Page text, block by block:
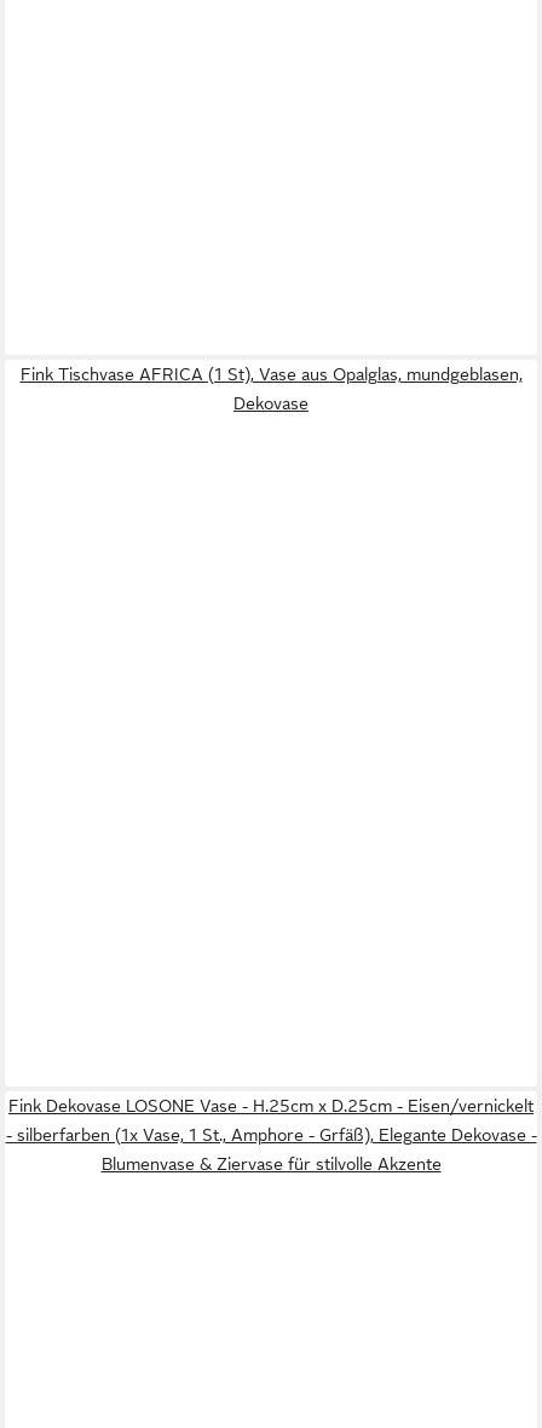
Fink Tischvase AFRICA (1 St), Vase aus Opalglas, mundgeblasen,
Dekovase
Fink Dekovase LOSONE Vase - H.25cm x D.25cm - Eisen/vernickelt
- silberfarben (1x Vase, 1 St., Amphore - Grfäß), Elegante Dekovase -
Blumenvase & Ziervase für stilvolle Akzente